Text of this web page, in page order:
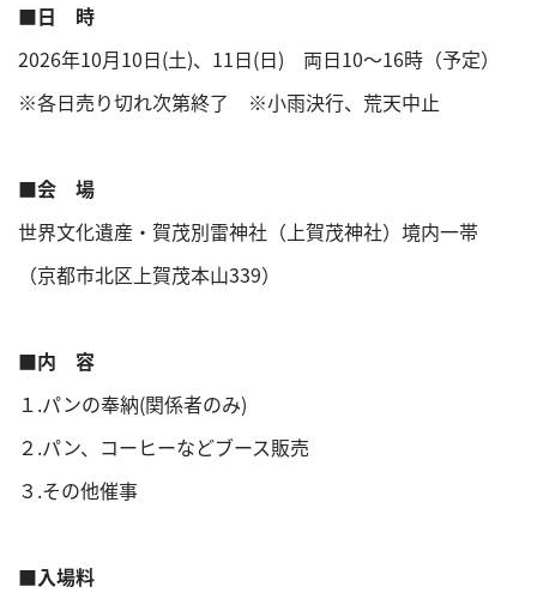
■日 時
2026年10月10日(土)、11日(日) 両日10～16時（予定）
※各日売り切れ次第終了 ※小雨決行、荒天中止
■会 場
世界文化遺産・賀茂別雷神社（上賀茂神社）境内一帯
（京都市北区上賀茂本山339）
■内 容
１.パンの奉納(関係者のみ)
２.パン、コーヒーなどブース販売
３.その他催事
■入場料